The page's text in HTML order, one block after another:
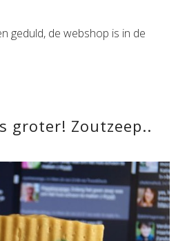
geduld, de webshop is in de
groter! Zoutzeep..